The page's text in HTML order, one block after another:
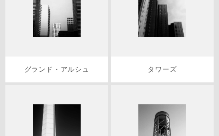
グランド・アルシュ タワーズ